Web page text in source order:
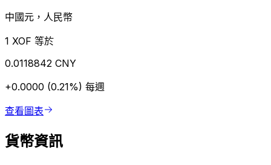
中國元，人民幣
1 XOF 等於
0.0118842 CNY
+0.0000 (0.21%) 每週
查看圖表
貨幣資訊